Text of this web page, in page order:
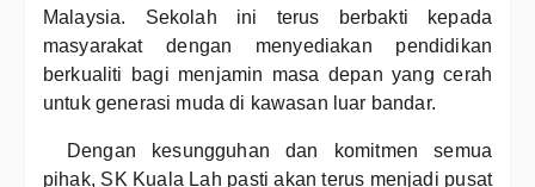
Malaysia. Sekolah ini terus berbakti kepada
masyarakat dengan menyediakan pendidikan
berkualiti bagi menjamin masa depan yang cerah
untuk generasi muda di kawasan luar bandar.
Dengan kesungguhan dan komitmen semua
pihak, SK Kuala Lah pasti akan terus menjadi pusat